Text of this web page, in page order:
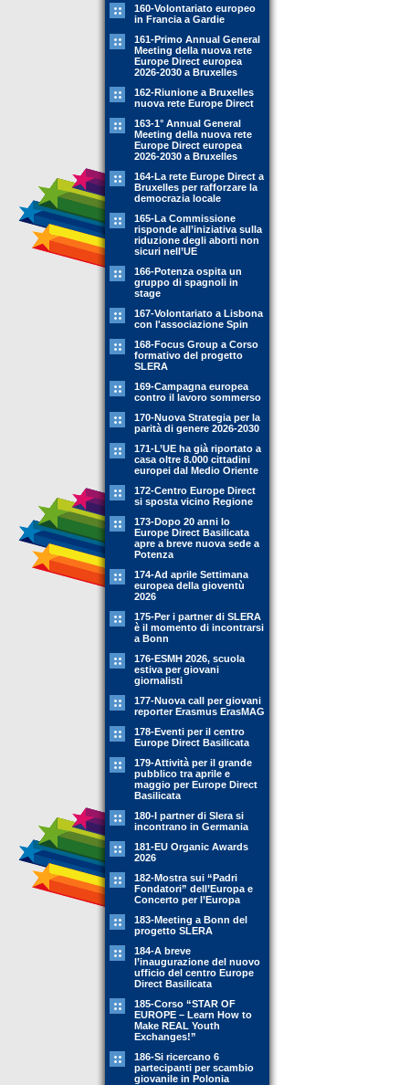
160-Volontariato europeo
in Francia a Gardie
161-Primo Annual General
Meeting della nuova rete
Europe Direct europea
2026-2030 a Bruxelles
162-Riunione a Bruxelles
nuova rete Europe Direct
163-1° Annual General
Meeting della nuova rete
Europe Direct europea
2026-2030 a Bruxelles
164-La rete Europe Direct a
Bruxelles per rafforzare la
democrazia locale
165-La Commissione
risponde all’iniziativa sulla
riduzione degli aborti non
sicuri nell’UE
166-Potenza ospita un
gruppo di spagnoli in
stage
167-Volontariato a Lisbona
con l'associazione Spin
168-Focus Group a Corso
formativo del progetto
SLERA
169-Campagna europea
contro il lavoro sommerso
170-Nuova Strategia per la
parità di genere 2026-2030
171-L’UE ha già riportato a
casa oltre 8.000 cittadini
europei dal Medio Oriente
172-Centro Europe Direct
si sposta vicino Regione
173-Dopo 20 anni lo
Europe Direct Basilicata
apre a breve nuova sede a
Potenza
174-Ad aprile Settimana
europea della gioventù
2026
175-Per i partner di SLERA
è il momento di incontrarsi
a Bonn
176-ESMH 2026, scuola
estiva per giovani
giornalisti
177-Nuova call per giovani
reporter Erasmus ErasMAG
178-Eventi per il centro
Europe Direct Basilicata
179-Attività per il grande
pubblico tra aprile e
maggio per Europe Direct
Basilicata
180-I partner di Slera si
incontrano in Germania
181-EU Organic Awards
2026
182-Mostra sui “Padri
Fondatori” dell’Europa e
Concerto per l’Europa
183-Meeting a Bonn del
progetto SLERA
184-A breve
l’inaugurazione del nuovo
ufficio del centro Europe
Direct Basilicata
185-Corso “STAR OF
EUROPE – Learn How to
Make REAL Youth
Exchanges!”
186-Si ricercano 6
partecipanti per scambio
giovanile in Polonia